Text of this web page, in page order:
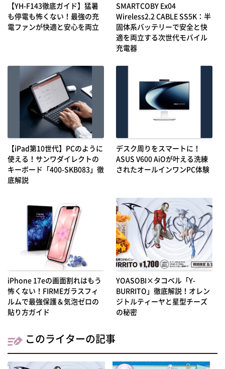
【YH-F143徹底ガイド】猛暑
も停電も怖くない！最強の充
電ファンが快適と安心を両立
SMARTCOBY Ex04
Wireless2.2 CABLE SS5K：半
固体系バッテリーで安全と快
適を両立する次世代モバイル
充電器
【iPad第10世代】PCのように
使える！サンワダイレクトの
キーボード「400-SKB083」徹
底解説
デスク周りをスマートに！
ASUS V600 AiOが叶える洗練
されたオールインワンPC体験
iPhone 17eの画面割れはもう
怖くない！FIRMEガラスフィ
ルムで最強保護＆気泡ゼロの
貼り方ガイド
YOASOBI×タコベル「Y-
BURRITO」徹底解説！オレン
ジトルティーヤと星型チーズ
の秘密
このライターの記事